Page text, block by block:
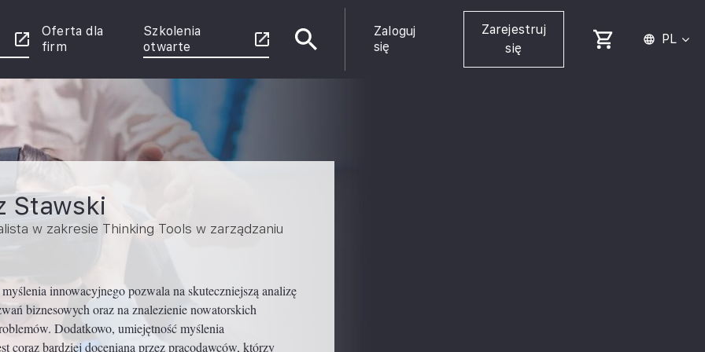
Oferta dla
firm
Szkolenia
otwarte
Zaloguj
się
Zarejestruj
się
PL
Stawski
w zakresie Thinking Tools w zarządzaniu
innowacyjnego pozwala na skuteczniejszą analizę
biznesowych oraz na znalezienie nowatorskich
Dodatkowo, umiejętność myślenia
coraz bardziej doceniana przez pracodawców, którzy